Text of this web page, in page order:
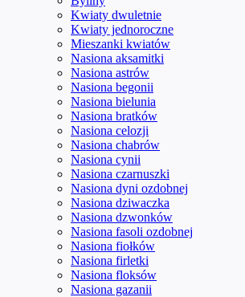
Kwiaty dwuletnie
Kwiaty jednoroczne
Mieszanki kwiatów
Nasiona aksamitki
Nasiona astrów
Nasiona begonii
Nasiona bielunia
Nasiona bratków
Nasiona celozji
Nasiona chabrów
Nasiona cynii
Nasiona czarnuszki
Nasiona dyni ozdobnej
Nasiona dziwaczka
Nasiona dzwonków
Nasiona fasoli ozdobnej
Nasiona fiołków
Nasiona firletki
Nasiona floksów
Nasiona gazanii